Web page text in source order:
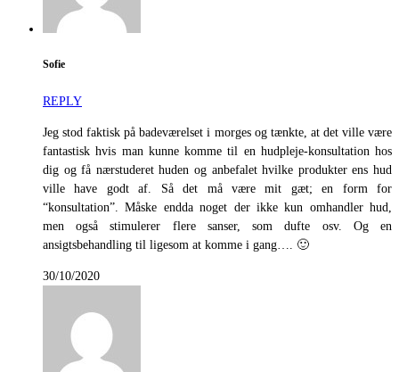
Sofie
REPLY
Jeg stod faktisk på badeværelset i morges og tænkte, at det ville være
fantastisk hvis man kunne komme til en hudpleje-konsultation hos
dig og få nærstuderet huden og anbefalet hvilke produkter ens hud
ville have godt af. Så det må være mit gæt; en form for
“konsultation”. Måske endda noget der ikke kun omhandler hud,
men også stimulerer flere sanser, som dufte osv. Og en
ansigtsbehandling til ligesom at komme i gang…. 🙂
30/10/2020